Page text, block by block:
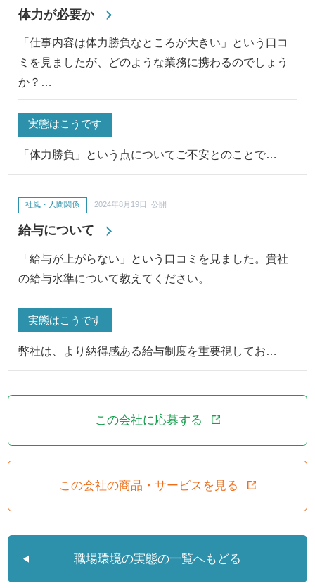
体力が必要か
「仕事内容は体力勝負なところが大きい」という口コ
ミを見ましたが、どのような業務に携わるのでしょう
か？…
実態はこうです
「体力勝負」という点についてご不安とのことで…
給与について
社風・人間関係 2024年8月19日 公開
「給与が上がらない」という口コミを見ました。貴社
の給与水準について教えてください。
実態はこうです
弊社は、より納得感ある給与制度を重要視してお…
この会社に応募する
この会社の商品・サービスを見る
職場環境の実態の一覧へもどる